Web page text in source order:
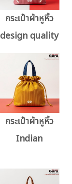
กระเป๋าผ้าหูหิ้ว
design quality
กระเป๋าผ้าหูหิ้ว
Indian